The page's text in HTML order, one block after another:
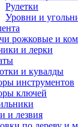
Рулетки
Уровни и
рожковые и
и лерки
и кувалды
инструментов
ключей
и лезвия